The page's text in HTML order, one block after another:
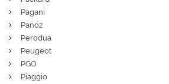
Pagani
Panoz
Perodua
Peugeot
PGO
Piaggio